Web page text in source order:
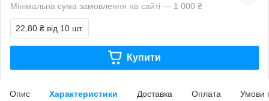
Мінімальна сума замовлення на сайті — 1 000 ₴
22,80 ₴ від 10 шт.
Купити
Опис Характеристики Доставка Оплата Умови